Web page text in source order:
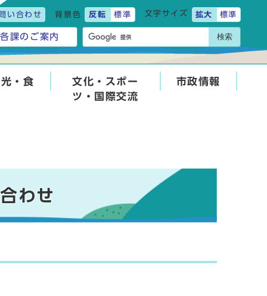
い合わせ 背景色 反転 標準 文字サイズ 拡大 標準
各課のご案内 検索
・食
文化・スポー
ツ・国際交流
市政情報
わせ